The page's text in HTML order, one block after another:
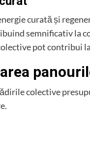
curată și
semnificativ la
pot contribui
colective